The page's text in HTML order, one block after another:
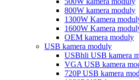
800W kamera moduly
1300W Kamera
1600W Kamera
OEM kamera moduly
USB kamera moduly
USBhli USB kamera
VGA USB kamera
720P USB kamera